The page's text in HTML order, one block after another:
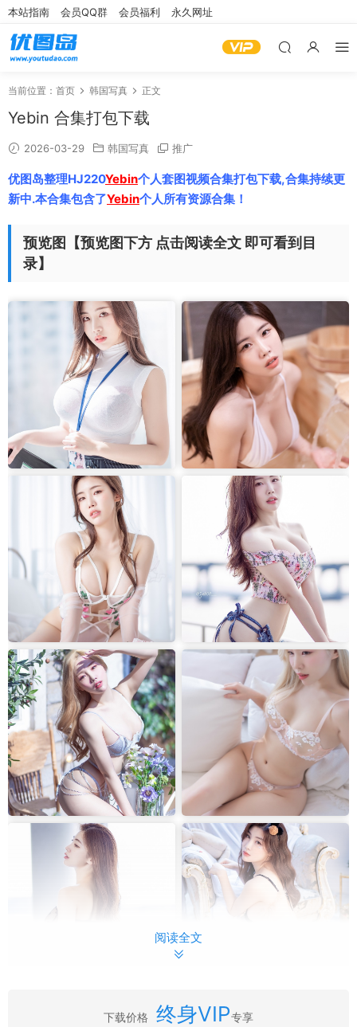
本站指南 会员QQ群 会员福利 永久网址
当前位置： 首页 韩国写真 正文
Yebin 合集打包下载
2026-03-29 韩国写真 推广
优图岛整理HJ220Yebin个人套图视频合集打包下载,合集持续更
新中.本合集包含了Yebin个人所有资源合集！
预览图【预览图下方 点击阅读全文 即可看到目
录】
阅读全文
下载价格 终身VIP专享